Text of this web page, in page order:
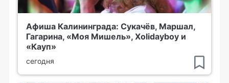
Афиша Калининграда: Сукачёв, Маршал,
Гагарина, «Моя Мишель», Xolidayboy и
«Кауп»
сегодня